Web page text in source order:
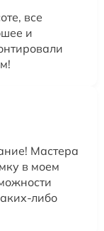
все
и
Мастера
в моем
либо